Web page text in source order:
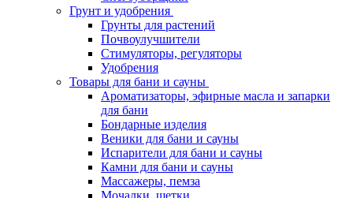
Грунт и удобрения
Грунты для растений
Почвоулучшители
Стимуляторы, регуляторы
Удобрения
Товары для бани и сауны
Ароматизаторы, эфирные масла и запарки
для бани
Бондарные изделия
Веники для бани и сауны
Испарители для бани и сауны
Камни для бани и сауны
Массажеры, пемза
Мочалки, щетки